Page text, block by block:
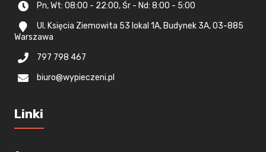
Pn, Wt: 08:00 - 22:00, Śr - Nd: 8:00 - 5:00
Ul. Księcia Ziemowita 53 lokal 1A, Budynek 3A, 03-885
Warszawa
797 798 467
biuro@wypieczeni.pl
Linki